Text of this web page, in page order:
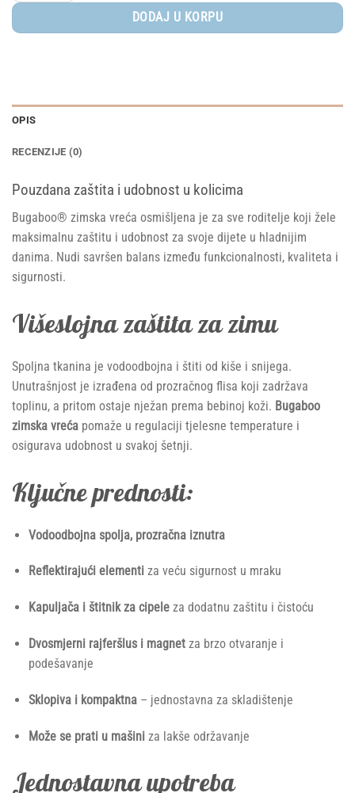
DODAJ U KORPU
OPIS
RECENZIJE (0)
Pouzdana zaštita i udobnost u kolicima
Bugaboo® zimska vreća osmišljena je za sve roditelje koji žele
maksimalnu zaštitu i udobnost za svoje dijete u hladnijim
danima. Nudi savršen balans između funkcionalnosti, kvaliteta i
sigurnosti.
Višeslojna zaštita za zimu
Spoljna tkanina je vodoodbojna i štiti od kiše i snijega.
Unutrašnjost je izrađena od prozračnog flisa koji zadržava
toplinu, a pritom ostaje nježan prema bebinoj koži. Bugaboo
zimska vreća pomaže u regulaciji tjelesne temperature i
osigurava udobnost u svakoj šetnji.
Ključne prednosti:
Vodoodbojna spolja, prozračna iznutra
Reflektirajući elementi za veću sigurnost u mraku
Kapuljača i štitnik za cipeleza dodatnu zaštitu i čistoću
Dvosmjerni rajferšlus i magnetza brzo otvaranje i
podešavanje
Sklopiva i kompaktna– jednostavna za skladištenje
Može se prati u mašiniza lakše održavanje
Jednostavna upotreba